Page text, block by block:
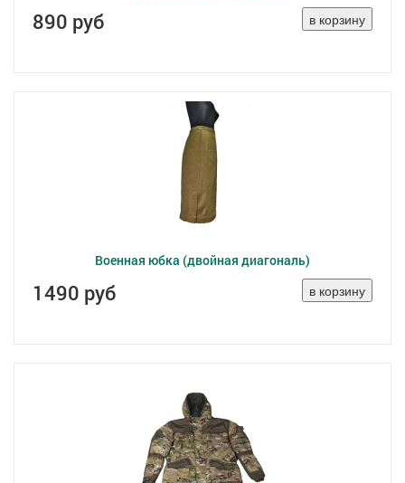
890 руб
Военная юбка (двойная диагональ)
1490 руб